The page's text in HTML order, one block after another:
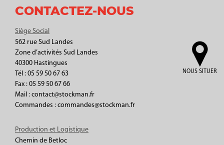
CONTACTEZ-NOUS
Siège Social
562 rue Sud Landes
Zone d’activités Sud Landes
40300 Hastingues
Tél : 05 59 50 67 63
Fax : 05 59 50 67 66
Mail : contact@stockman.fr
Commandes : commandes@stockman.fr
NOUS SITUER
Production et Logistique
Chemin de Betloc